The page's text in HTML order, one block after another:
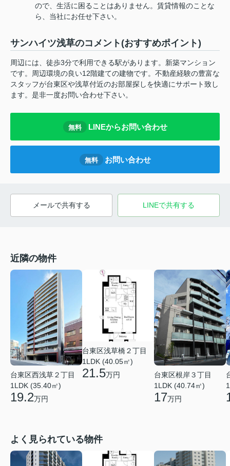
ので、生活に困ることはありません。賃貸情報のことな
ら、当社にお任せ下さい。
サンハイツ浅草のコメント(おすすめポイント)
周辺には、徒歩3分で利用できる駅があります。新築マンション
です。周辺環境の良い12階建ての建物です。不動産経験の豊富な
スタッフが台東区や浅草付近のお部屋探しを快適にサポート致し
ます。是非一度お問い合わせ下さい。
無料 LINEからお問い合わせ
無料 お問い合わせ
メールで共有する LINEで共有する
近隣の物件
台東区西浅草２丁目
1LDK (35.40㎡)
19.2万円
台東区浅草橋２丁目
1LDK (40.05㎡)
21.5万円
台東区根岸３丁目
1LDK (40.74㎡)
17万円
よく見られている物件